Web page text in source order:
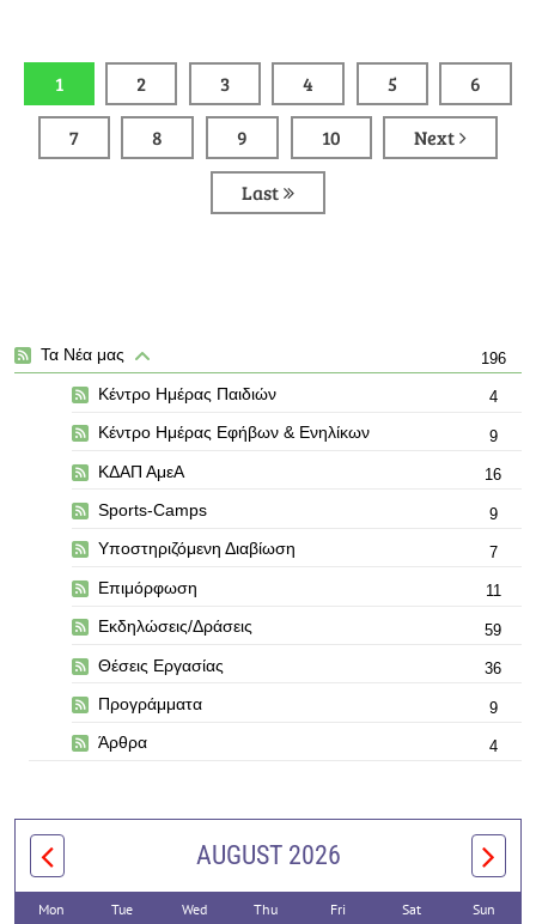
1 2 3 4 5 6
7 8 9 10 Next
Last
Τα Νέα μας 196
Κέντρο Ημέρας Παιδιών 4
Κέντρο Ημέρας Εφήβων & Ενηλίκων 9
ΚΔΑΠ ΑμεΑ 16
Sports-Camps 9
Υποστηριζόμενη Διαβίωση 7
Επιμόρφωση 11
Εκδηλώσεις/Δράσεις 59
Θέσεις Εργασίας 36
Προγράμματα 9
Άρθρα 4
AUGUST 2026
Mon Tue Wed Thu Fri Sat Sun